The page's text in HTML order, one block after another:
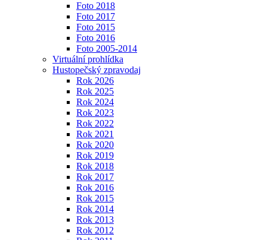
Foto 2018
Foto 2017
Foto 2015
Foto 2016
Foto 2005-2014
Virtuální prohlídka
Hustopečský zpravodaj
Rok 2026
Rok 2025
Rok 2024
Rok 2023
Rok 2022
Rok 2021
Rok 2020
Rok 2019
Rok 2018
Rok 2017
Rok 2016
Rok 2015
Rok 2014
Rok 2013
Rok 2012